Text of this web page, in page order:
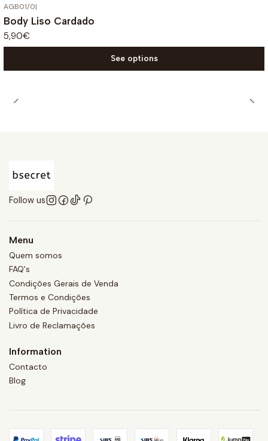
AGB01/0|
Body Liso Cardado
5,90€
See options
Follow us
Menu
Quem somos
FAQ's
Condições Gerais de Venda
Termos e Condições
Política de Privacidade
Livro de Reclamações
Information
Contacto
Blog